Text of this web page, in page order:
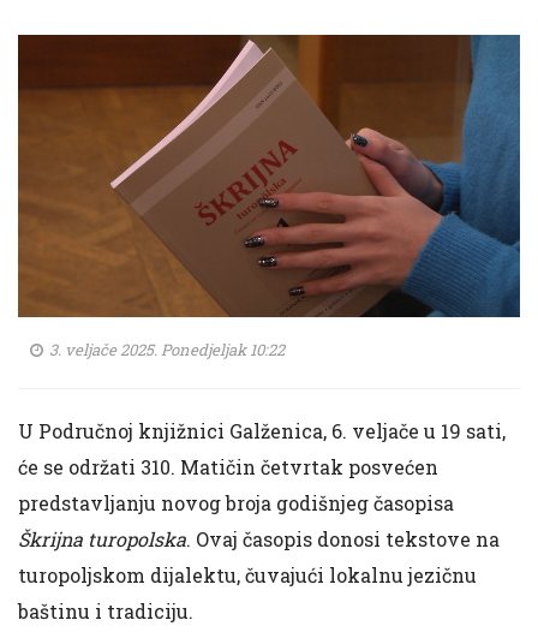
3. veljače 2025. Ponedjeljak 10:22
U Područnoj knjižnici Galženica, 6. veljače u 19 sati,
će se održati 310. Matičin četvrtak posvećen
predstavljanju novog broja godišnjeg časopisa
Škrijna turopolska. Ovaj časopis donosi tekstove na
turopoljskom dijalektu, čuvajući lokalnu jezičnu
baštinu i tradiciju.